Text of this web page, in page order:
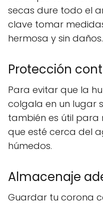
secas dure todo el
clave tomar
hermosa y sin daños.
Protección
Para evitar que la
colgala en un lugar
también es útil para
que esté cerca del
húmedos.
Almacenaje
Guardar tu corona